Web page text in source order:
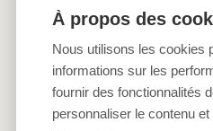
33
33
À propos des
Nous utilisons les cookies
informations sur les
fournir des fonctionnalités
personnaliser le contenu